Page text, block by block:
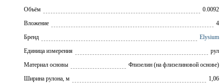
Объём
0.0092
Вложение
4
Бренд
Elysium
Единица измерения
рул
Материал основы
Флизелин (на флизелиновой основе)
Ширина рулона, м
1,06